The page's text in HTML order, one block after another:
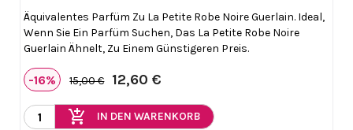
Äquivalentes Parfüm Zu La Petite Robe Noire Guerlain. Ideal,
Wenn Sie Ein Parfüm Suchen, Das La Petite Robe Noire
Guerlain Ähnelt, Zu Einem Günstigeren Preis.
-16% 15,00 € 12,60 €
add_shopping_cart IN DEN WARENKORB